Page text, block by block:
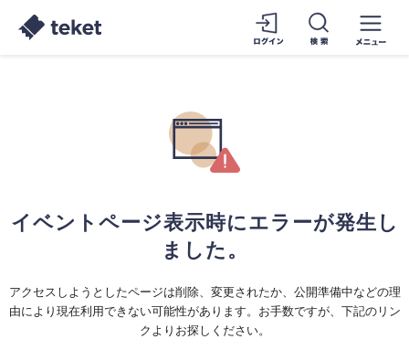
イベントページ表示時にエラーが発生し
ました。
アクセスしようとしたページは削除、変更されたか、公開準備中などの理
由により現在利用できない可能性があります。お手数ですが、下記のリン
クよりお探しください。